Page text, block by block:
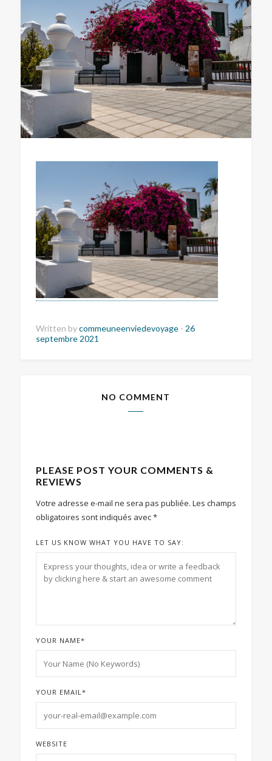
Written bycommeuneenviedevoyage - 26
septembre 2021
NO COMMENT
PLEASE POST YOUR COMMENTS &
REVIEWS
Votre adresse e-mail ne sera pas publiée. Les champs
obligatoires sont indiqués avec*
LET US KNOW WHAT YOU HAVE TO SAY:
YOUR NAME*
YOUR EMAIL*
WEBSITE